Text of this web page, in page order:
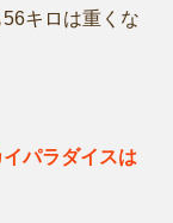
キロは重くな
パラダイスは